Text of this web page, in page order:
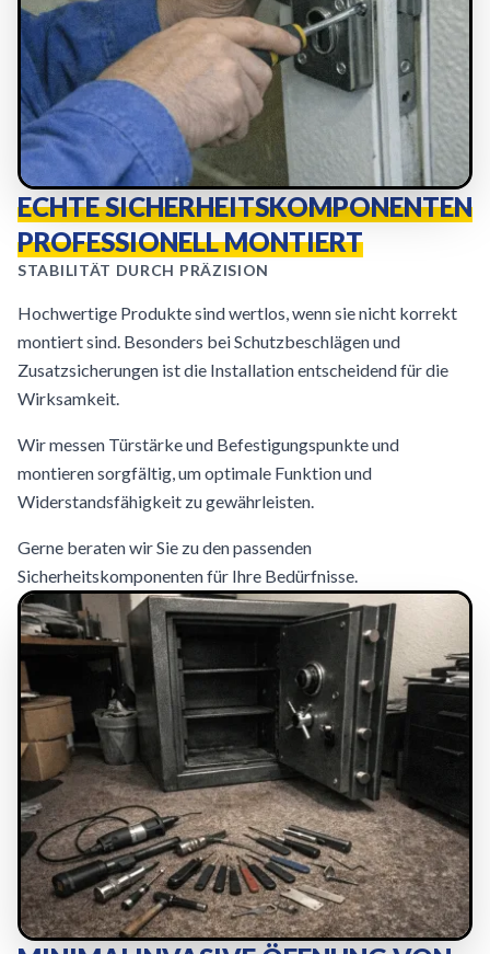
ECHTE SICHERHEITSKOMPONENTEN
PROFESSIONELL MONTIERT
STABILITÄT DURCH PRÄZISION
Hochwertige Produkte sind wertlos, wenn sie nicht korrekt
montiert sind. Besonders bei Schutzbeschlägen und
Zusatzsicherungen ist die Installation entscheidend für die
Wirksamkeit.
Wir messen Türstärke und Befestigungspunkte und
montieren sorgfältig, um optimale Funktion und
Widerstandsfähigkeit zu gewährleisten.
Gerne beraten wir Sie zu den passenden
Sicherheitskomponenten für Ihre Bedürfnisse.